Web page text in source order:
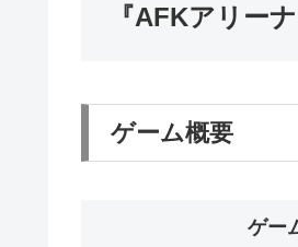
『AFKアリー
ゲーム概要
ゲー